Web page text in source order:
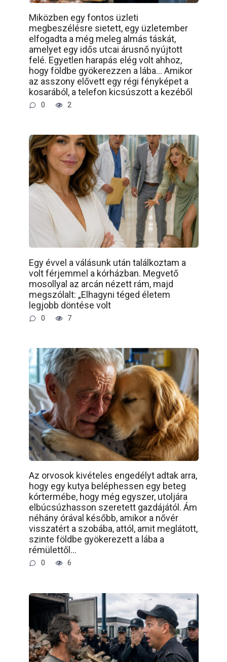
Miközben egy fontos üzleti
megbeszélésre sietett, egy üzletember
elfogadta a még meleg almás táskát,
amelyet egy idős utcai árusnő nyújtott
felé. Egyetlen harapás elég volt ahhoz,
hogy földbe gyökerezzen a lába… Amikor
az asszony elővett egy régi fényképet a
kosarából, a telefon kicsúszott a kezéből
0 2
Egy évvel a válásunk után találkoztam a
volt férjemmel a kórházban. Megvető
mosollyal az arcán nézett rám, majd
megszólalt: „Elhagyni téged életem
legjobb döntése volt
0 7
Az orvosok kivételes engedélyt adtak arra,
hogy egy kutya beléphessen egy beteg
kórtermébe, hogy még egyszer, utoljára
elbúcsúzhasson szeretett gazdájától. Ám
néhány órával később, amikor a nővér
visszatért a szobába, attól, amit meglátott,
szinte földbe gyökerezett a lába a
rémülettől…
0 6